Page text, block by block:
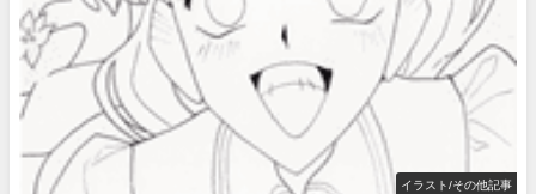
イラスト/その他記事